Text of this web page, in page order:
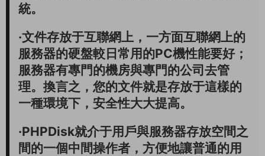
統。
·文件存放于互聯網上，一方面互聯網上的
服務器的硬盤較日常用的PC機性能要好；
服務器有專門的機房與專門的公司去管
理。換言之，您的文件就是存放于這樣的
一種環境下，安全性大大提高。
·PHPDisk就介于用戶與服務器存放空間之
間的一個中間操作者，方便地讓普通的用